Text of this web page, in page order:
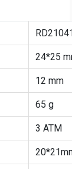
24*25
12 mm
65 g
3 ATM